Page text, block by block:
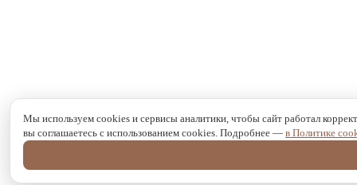
Мы используем cookies и сервисы аналитики, чтобы сайт работал
вы соглашаетесь с использованием cookies. Подробнее — в Политике